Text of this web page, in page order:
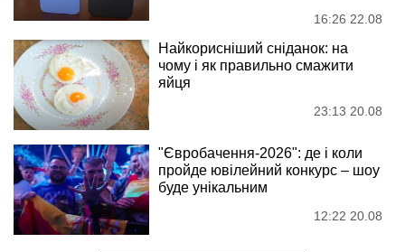
16:26 22.08
Найкорисніший сніданок: на
чому і як правильно смажити
яйця
23:13 20.08
"Євробачення-2026": де і коли
пройде ювілейний конкурс – шоу
буде унікальним
12:22 20.08